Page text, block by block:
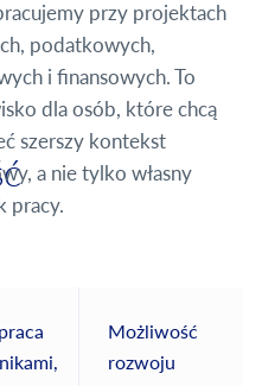
przy projektach
podatkowych,
i finansowych. To
dla osób, które chcą
szerszy kontekst
a nie tylko własny
pracy.
Możliwość
rozwoju